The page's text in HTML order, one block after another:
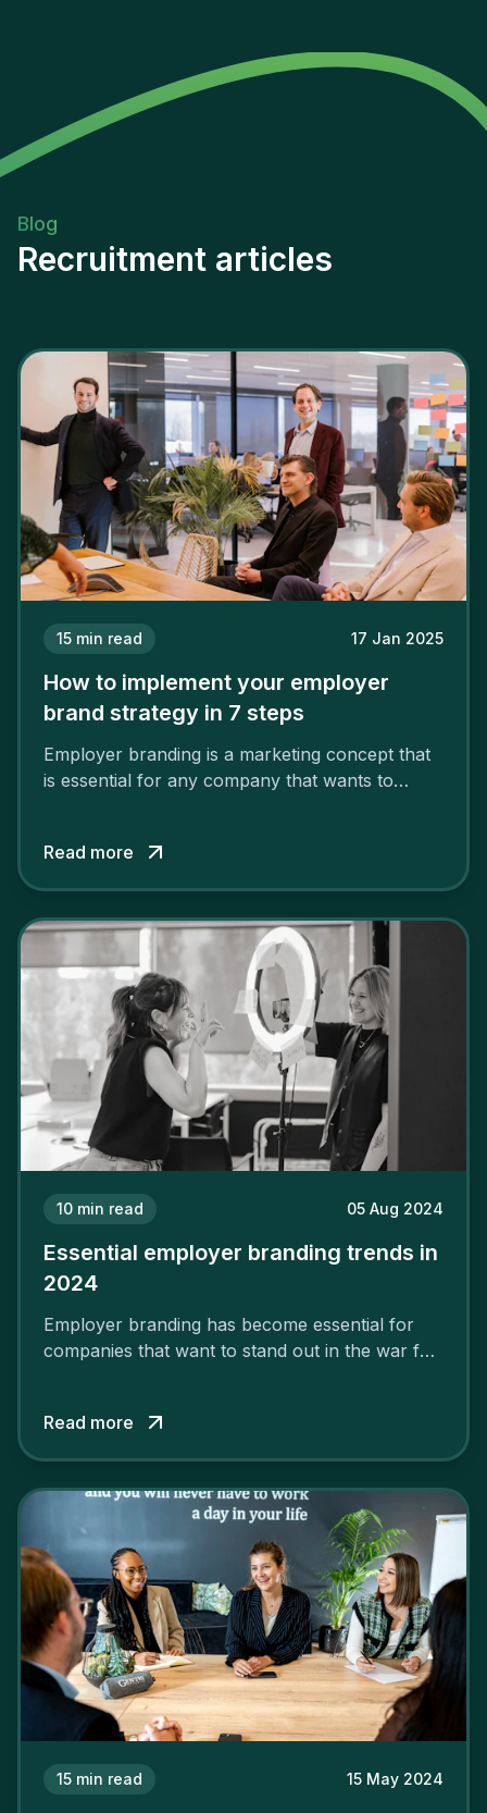
Blog
Recruitment articles
15 min read 17 Jan 2025
How to implement your employer
brand strategy in 7 steps
Employer branding is a marketing concept that
is essential for any company that wants to
solid and positive employer brand are clear, you
cannot simply wave a magic wand for it to be
Read more
10 min read 05 Aug 2024
Essential employer branding trends in
2024
Employer branding has become essential for
companies that want to stand out in the war for
attract the best profiles.
Read more
15 min read 15 May 2024